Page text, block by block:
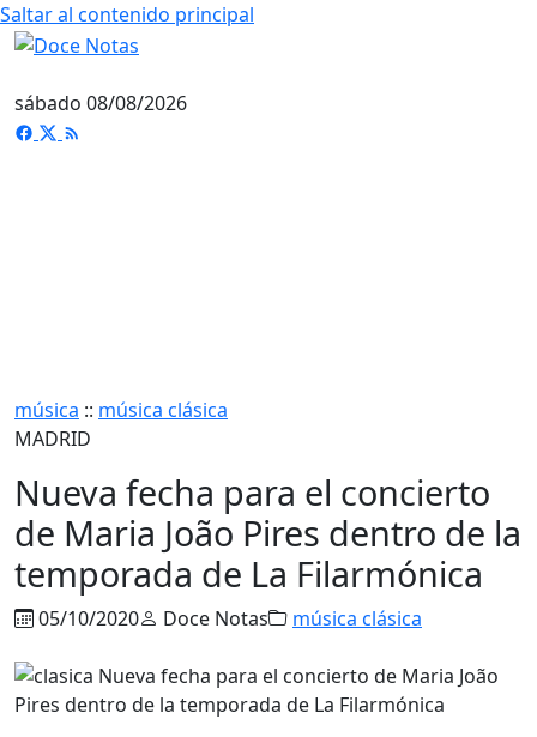
Saltar al contenido principal
sábado 08/08/2026
música :: música clásica
MADRID
Nueva fecha para el concierto
de Maria João Pires dentro de la
temporada de La Filarmónica
05/10/2020 Doce Notas música clásica